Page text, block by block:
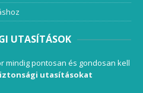
UTASÍTÁSOK
mindig pontosan és gondosan kell
utasításokat